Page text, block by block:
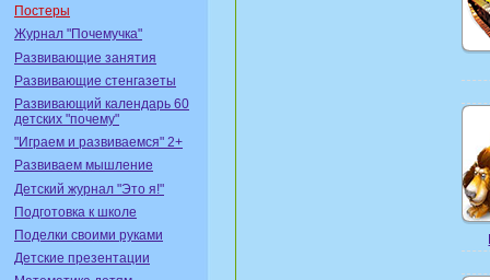
Постеры
Журнал "Почемучка"
Развивающие занятия
Развивающие стенгазеты
Развивающий календарь 60
детских "почему"
"Играем и развиваемся" 2+
Развиваем мышление
Детский журнал "Это я!"
Подготовка к школе
Поделки своими руками
Детские презентации